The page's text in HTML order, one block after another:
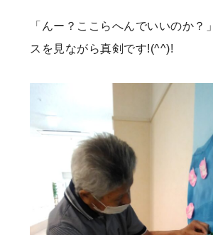
「んー？ここらへんでいいのか？
スを見ながら真剣です!(^^)!